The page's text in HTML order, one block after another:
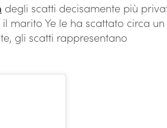
degli scatti decisamente più
marito Ye le ha scattato circa un
gli scatti rappresentano